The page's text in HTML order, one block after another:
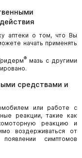
аптеки о том, что Вы
начать применять
® мазь с другими
средствами и
или работе с
реакции, такие как
реакцию и
воздерживаться от
симптомов